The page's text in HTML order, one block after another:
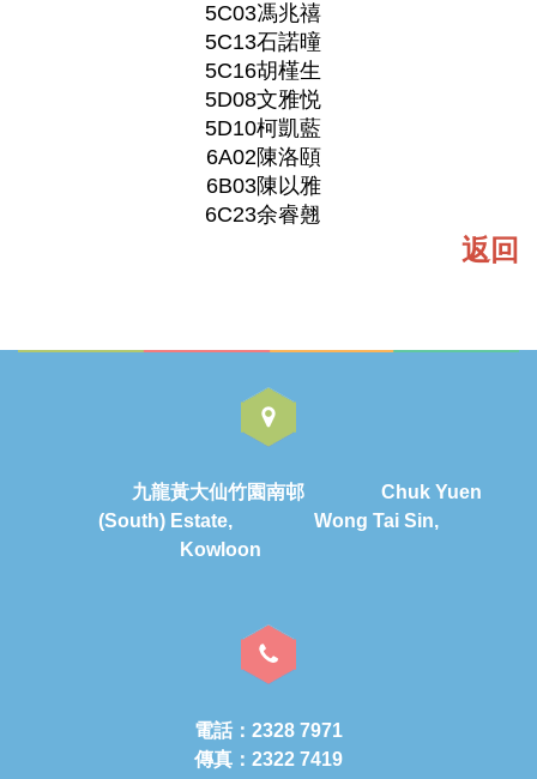
5C03馮兆禧
5C13石諾曈
5C16胡槿生
5D08文雅悦
5D10柯凱藍
6A02陳洛頤
6B03陳以雅
6C23余睿翹
返回
九龍黃大仙竹園南邨 Chuk Yuen
(South) Estate, Wong Tai Sin,
Kowloon
電話：2328 7971
傳真：2322 7419